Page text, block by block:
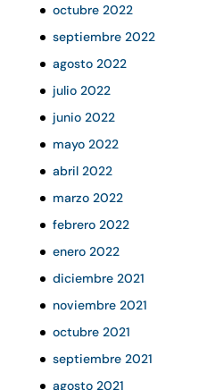
octubre 2022
septiembre 2022
agosto 2022
julio 2022
junio 2022
mayo 2022
abril 2022
marzo 2022
febrero 2022
enero 2022
diciembre 2021
noviembre 2021
octubre 2021
septiembre 2021
agosto 2021